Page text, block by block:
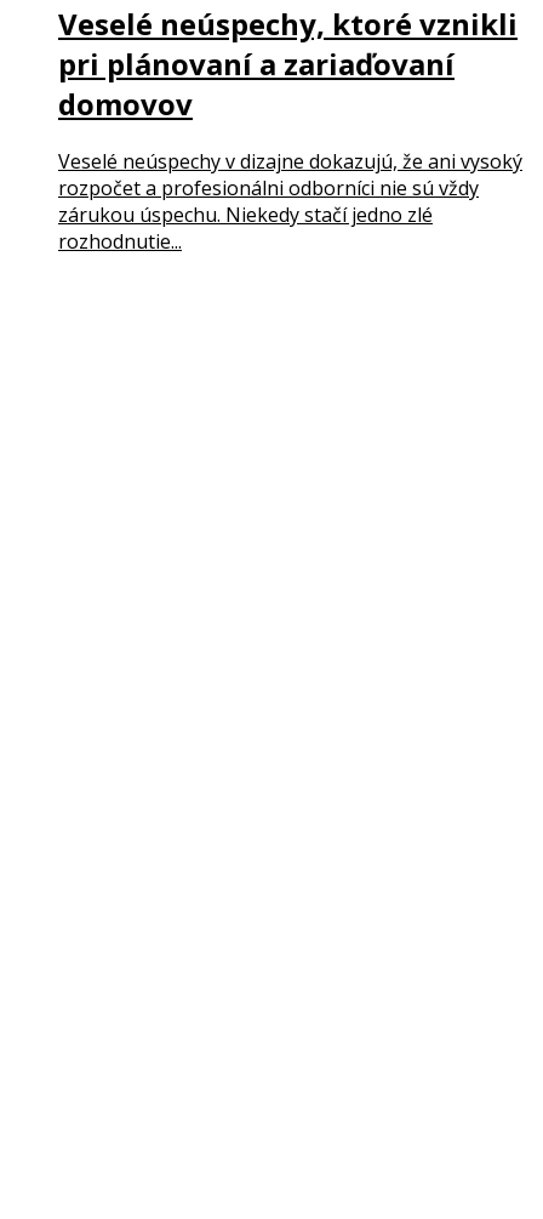
Veselé neúspechy, ktoré vznikli
pri plánovaní a zariaďovaní
domovov
Veselé neúspechy v dizajne dokazujú, že ani vysoký
rozpočet a profesionálni odborníci nie sú vždy
zárukou úspechu. Niekedy stačí jedno zlé
rozhodnutie...